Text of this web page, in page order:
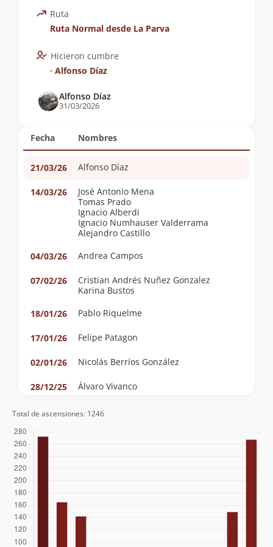
Fecha Nombres
21/03/26 Alfonso Díaz
14/03/26
José Antonio Mena
Tomas Prado
Ignacio Alberdi
Ignacio Numhauser Valderrama
Alejandro Castillo
04/03/26
Andrea Campos
07/02/26
Cristian Andrés Nuñez Gonzalez
Karina Bustos
18/01/26
Pablo Riquelme
17/01/26 Felipe Patagon
02/01/26 Nicolás Berríos González
28/12/25 Álvaro Vivanco
27/12/25 Diego Castillo Rouliez
13/12/25
Ruta
Ruta Normal desde La Parva
Hicieron cumbre
∙ Alfonso Díaz
Alfonso Díaz
31/03/2026
Total de ascensiones: 1246